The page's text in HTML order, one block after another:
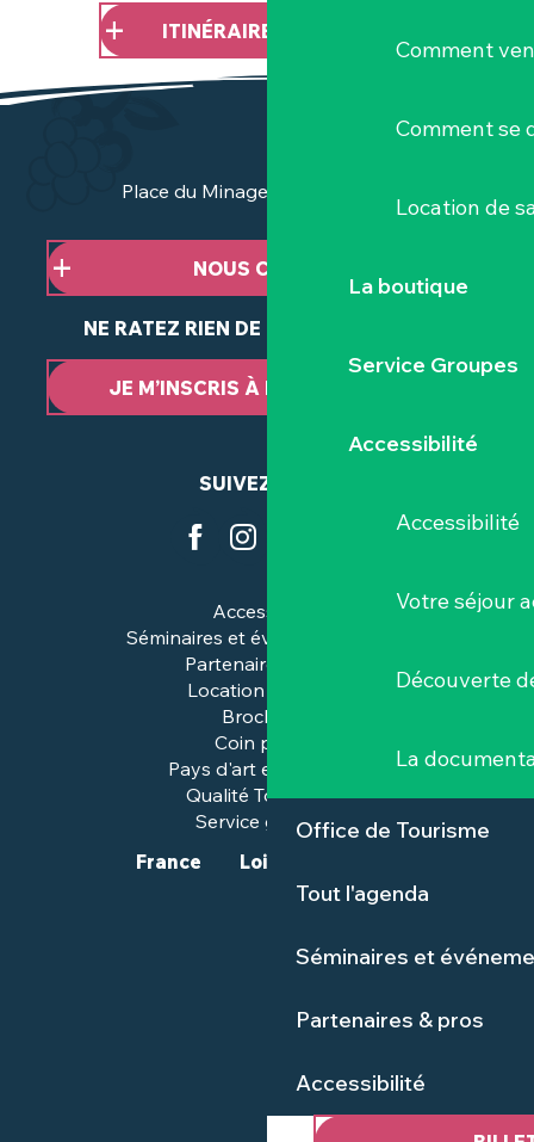
Comment
Comment se
Location de
La boutique
Service Groupes
Accessibilité
Accessibilité
Votre séjour
Découverte
La
Office de Tourisme
Tout l'agenda
Séminaires et
Partenaires & pros
Accessibilité
ITINÉRAIRES CYCLABLES
Place du Minage - 44190 Clisson
NOUS CONTACTER
NE RATEZ RIEN DE NOTRE ACTUALITÉ
JE M’INSCRIS À LA NEWSLETTER
SUIVEZ-NOUS
Accessibilité
Séminaires et événements pros
Partenaires & pros
Location de salles
Brochures
Coin presse
Pays d'art et d'histoire
Qualité Tourisme™
Service groupes
France
Loire-Atlantique